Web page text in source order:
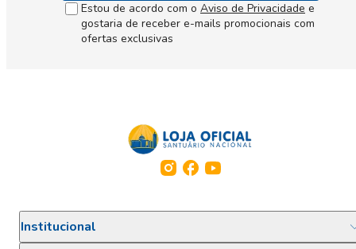
Estou de acordo com o Aviso de Privacidade e
gostaria de receber e-mails promocionais com
ofertas exclusivas
Institucional